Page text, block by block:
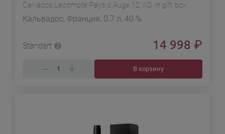
Calvados Lecompte Pays d`Auge 12 Y.O. in gift box
Кальвадос, Франция, 0.7 л, 40 %
Standart 14 998 ₽
В корзину